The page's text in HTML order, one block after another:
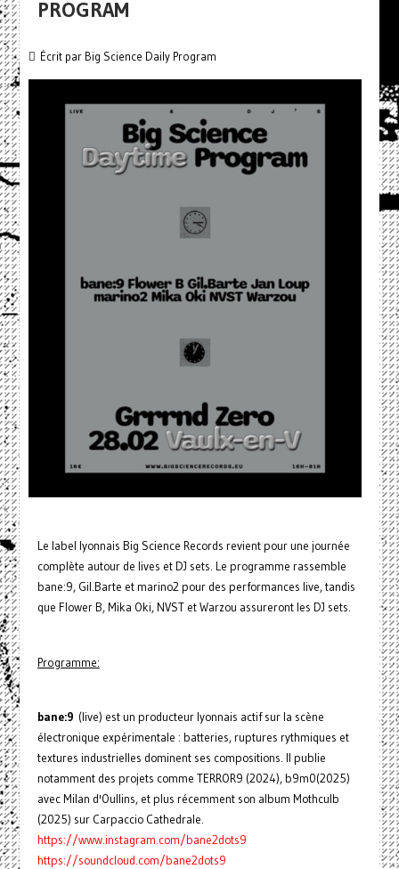
PROGRAM
Écrit par Big Science Daily Program
Le label lyonnais Big Science Records revient pour une journée
complète autour de lives et DJ sets. Le programme rassemble
bane:9, Gil.Barte et marino2 pour des performances live, tandis
que Flower B, Mika Oki, NVST et Warzou assureront les DJ sets.
Programme:
bane:9 (live) est un producteur lyonnais actif sur la scène
électronique expérimentale : batteries, ruptures rythmiques et
textures industrielles dominent ses compositions. Il publie
notamment des projets comme TERROR9 (2024), b9m0(2025)
avec Milan d'Oullins, et plus récemment son album Mothculb
(2025) sur Carpaccio Cathedrale.
https://www.instagram.com/bane2dots9
https://soundcloud.com/bane2dots9